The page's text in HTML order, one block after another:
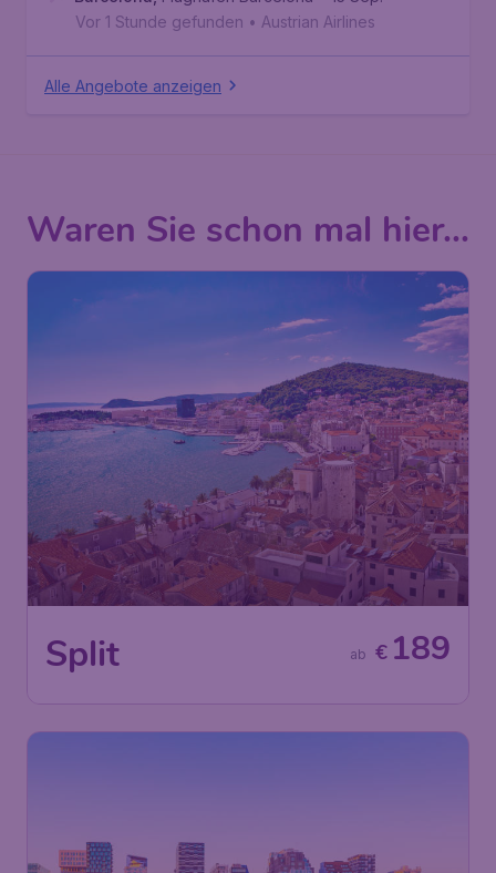
Vor 1 Stunde gefunden • Austrian Airlines
Alle Angebote anzeigen
Waren Sie schon mal hier...
Split € 189
ab